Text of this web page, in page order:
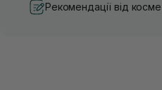
Рекомендації від